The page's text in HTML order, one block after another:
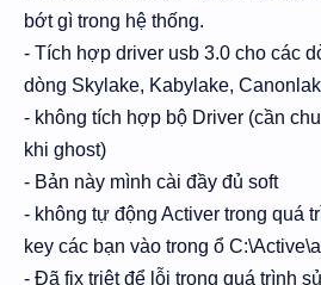
bớt gì trong hệ thống.
- Tích hợp driver usb 3.0 cho các
dòng Skylake, Kabylake,
- không tích hợp bộ Driver (cần
khi ghost)
- Bản này mình cài đầy đủ soft
- không tự động Activer trong quá
key các bạn vào trong ổ
- Đã fix triệt để lỗi trong quá trình